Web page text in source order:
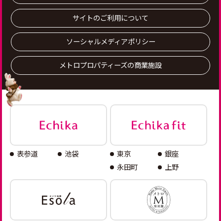
サイトのご利用について
ソーシャルメディアポリシー
メトロプロパティーズの商業施設
表参道 池袋 東京
銀座
永田町
上野